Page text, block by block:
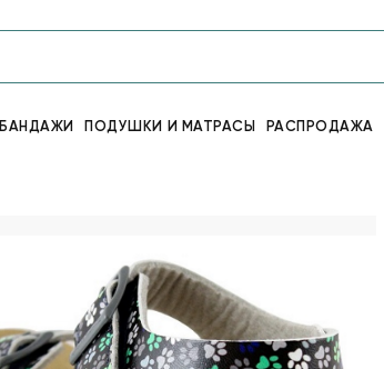
БАНДАЖИ ПОДУШКИ И МАТРАСЫ РАСПРОДАЖА